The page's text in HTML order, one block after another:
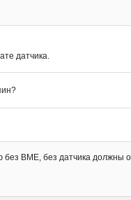
датчика.
BME, без датчика должны